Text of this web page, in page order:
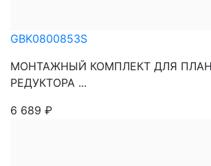
GBK0800853S
МОНТАЖНЫЙ КОМПЛЕКТ ДЛЯ
РЕДУКТОРА ...
6 689 ₽